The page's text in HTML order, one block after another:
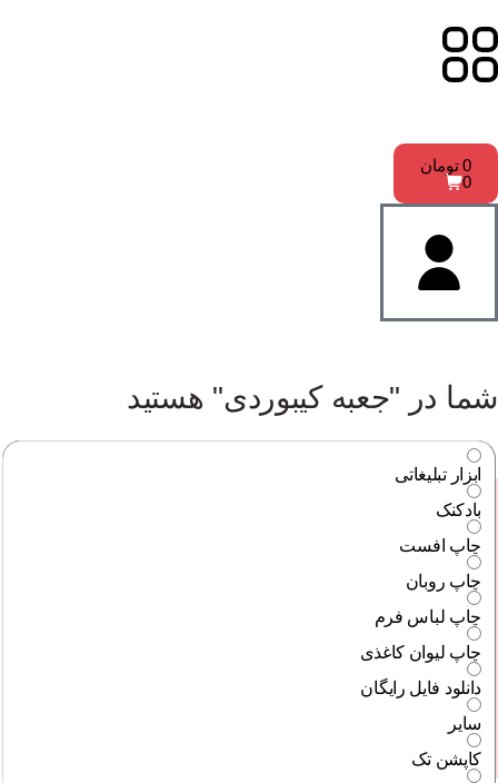
0 تومان
0
شما در "جعبه کیبوردی" هستید
ابزار تبلیغاتی
بادکنک
چاپ افست
چاپ روبان
چاپ لباس فرم
چاپ لیوان کاغذی
دانلود فایل رایگان
سایر
کاپشن تک